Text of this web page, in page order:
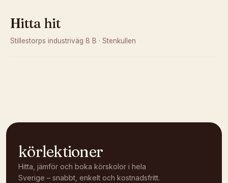
Hitta hit
Stillestorps industriväg 8 B · Stenkullen
körlektioner
Hitta, jämför och boka körskolor i hela
Sverige – snabbt, enkelt och kostnadsfritt.